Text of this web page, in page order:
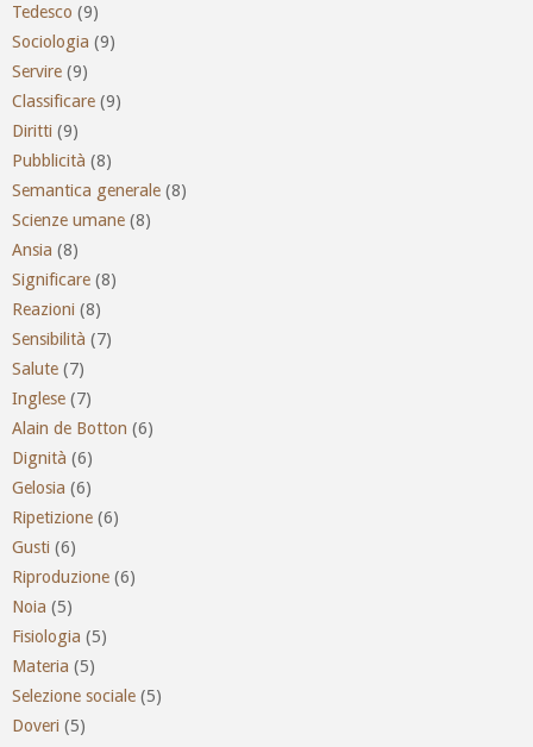
Tedesco (9)
Sociologia (9)
Servire (9)
Classificare (9)
Diritti (9)
Pubblicità (8)
Semantica generale (8)
Scienze umane (8)
Ansia (8)
Significare (8)
Reazioni (8)
Sensibilità (7)
Salute (7)
Inglese (7)
Alain de Botton (6)
Dignità (6)
Gelosia (6)
Ripetizione (6)
Gusti (6)
Riproduzione (6)
Noia (5)
Fisiologia (5)
Materia (5)
Selezione sociale (5)
Doveri (5)